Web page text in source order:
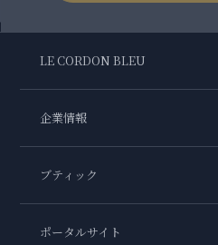
LE CORDON BLEU
企業情報
ブティック
ポータルサイト